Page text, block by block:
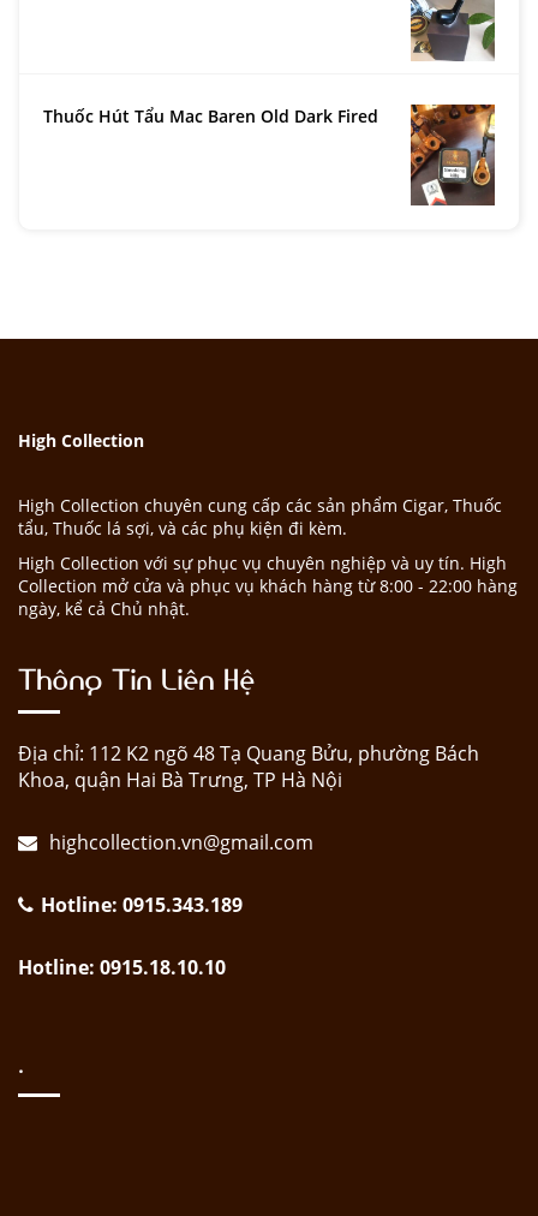
Thuốc Hút Tẩu Mac Baren Old Dark Fired
High Collection
High Collection chuyên cung cấp các sản phẩm Cigar, Thuốc
tẩu, Thuốc lá sợi, và các phụ kiện đi kèm.
High Collection với sự phục vụ chuyên nghiệp và uy tín. High
Collection mở cửa và phục vụ khách hàng từ 8:00 - 22:00 hàng
ngày, kể cả Chủ nhật.
Thông Tin Liên Hệ
Địa chỉ: 112 K2 ngõ 48 Tạ Quang Bửu, phường Bách
Khoa, quận Hai Bà Trưng, TP Hà Nội
highcollection.vn@gmail.com
Hotline: 0915.343.189
Hotline: 0915.18.10.10
.